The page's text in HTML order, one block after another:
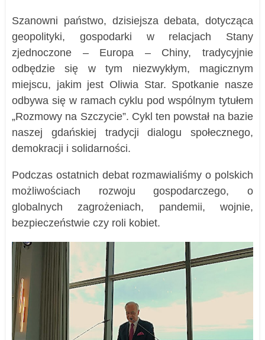
Szanowni państwo, dzisiejsza debata, dotycząca
geopolityki, gospodarki w relacjach Stany
zjednoczone – Europa – Chiny, tradycyjnie
odbędzie się w tym niezwykłym, magicznym
miejscu, jakim jest Oliwia Star. Spotkanie nasze
odbywa się w ramach cyklu pod wspólnym tytułem
„Rozmowy na Szczycie”. Cykl ten powstał na bazie
naszej gdańskiej tradycji dialogu społecznego,
demokracji i solidarności.
Podczas ostatnich debat rozmawialiśmy o polskich
możliwościach rozwoju gospodarczego, o
globalnych zagrożeniach, pandemii, wojnie,
bezpieczeństwie czy roli kobiet.